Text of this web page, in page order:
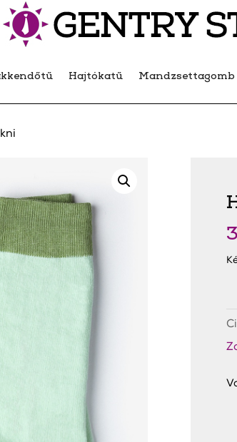
Hajtókatű Mandzsettagomb